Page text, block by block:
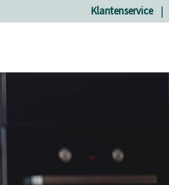
Klantenservice |